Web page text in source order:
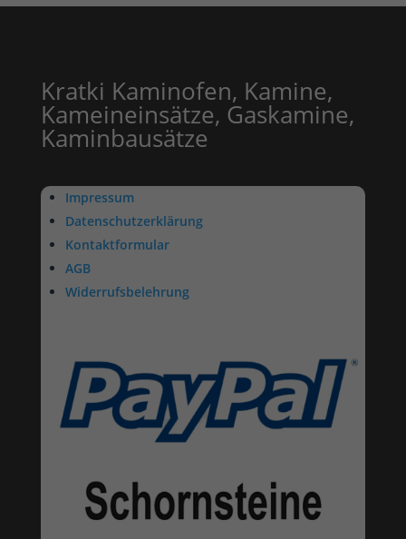
Kratki Kaminofen, Kamine,
Kameineinsätze, Gaskamine,
Kaminbausätze
Impressum
Datenschutzerklärung
Kontaktformular
AGB
Widerrufsbelehrung